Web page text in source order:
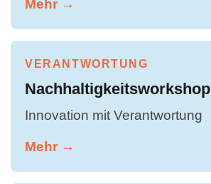
Mehr →
VERANTWORTUNG
Nachhaltigkeitsworkshop
Innovation mit Verantwortung
Mehr →